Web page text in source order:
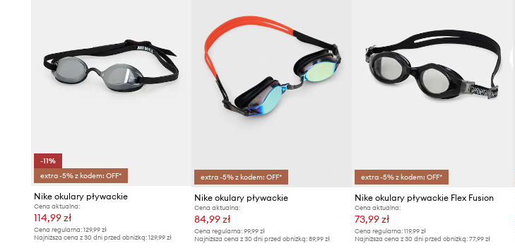
-11%
extra -5% z kodem: OFF*
Nike okulary pływackie
Cena aktualna:
114,99 zł
Cena regularna: 129,99 zł
Najniższa cena z 30 dni przed obniżką: 129,99 zł
extra -5% z kodem: OFF*
Nike okulary pływackie
Cena aktualna:
84,99 zł
Cena regularna:99,99 zł
Najniższa cena z 30 dni przed obniżką:89,99 zł
extra -5% z kodem: OFF*
Nike okulary pływackie Flex Fusion
Cena aktualna:
73,99 zł
Cena regularna: 119,99 zł
Najniższa cena z 30 dni przed obniżką: 77,99 zł